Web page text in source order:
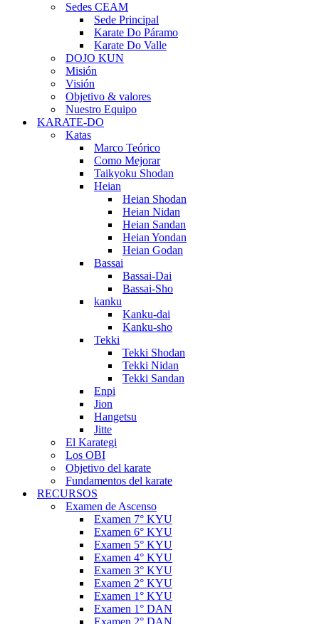
Sedes CEAM
Sede Principal
Karate Do Páramo
Karate Do Valle
DOJO KUN
Misión
Visión
Objetivo & valores
Nuestro Equipo
KARATE-DO
Katas
Marco Teórico
Como Mejorar
Taikyoku Shodan
Heian
Heian Shodan
Heian Nidan
Heian Sandan
Heian Yondan
Heian Godan
Bassai
Bassai-Dai
Bassai-Sho
kanku
Kanku-dai
Kanku-sho
Tekki
Tekki Shodan
Tekki Nidan
Tekki Sandan
Enpi
Jion
Hangetsu
Jitte
El Karategi
Los OBI
Objetivo del karate
Fundamentos del karate
RECURSOS
Examen de Ascenso
Examen 7° KYU
Examen 6° KYU
Examen 5° KYU
Examen 4° KYU
Examen 3° KYU
Examen 2° KYU
Examen 1° KYU
Examen 1° DAN
Examen 2° DAN